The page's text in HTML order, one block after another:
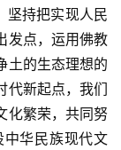
坚持把实现人民
发点，运用佛教
土的生态理想的
代新起点，我们
化繁荣，共同努
华民族现代文